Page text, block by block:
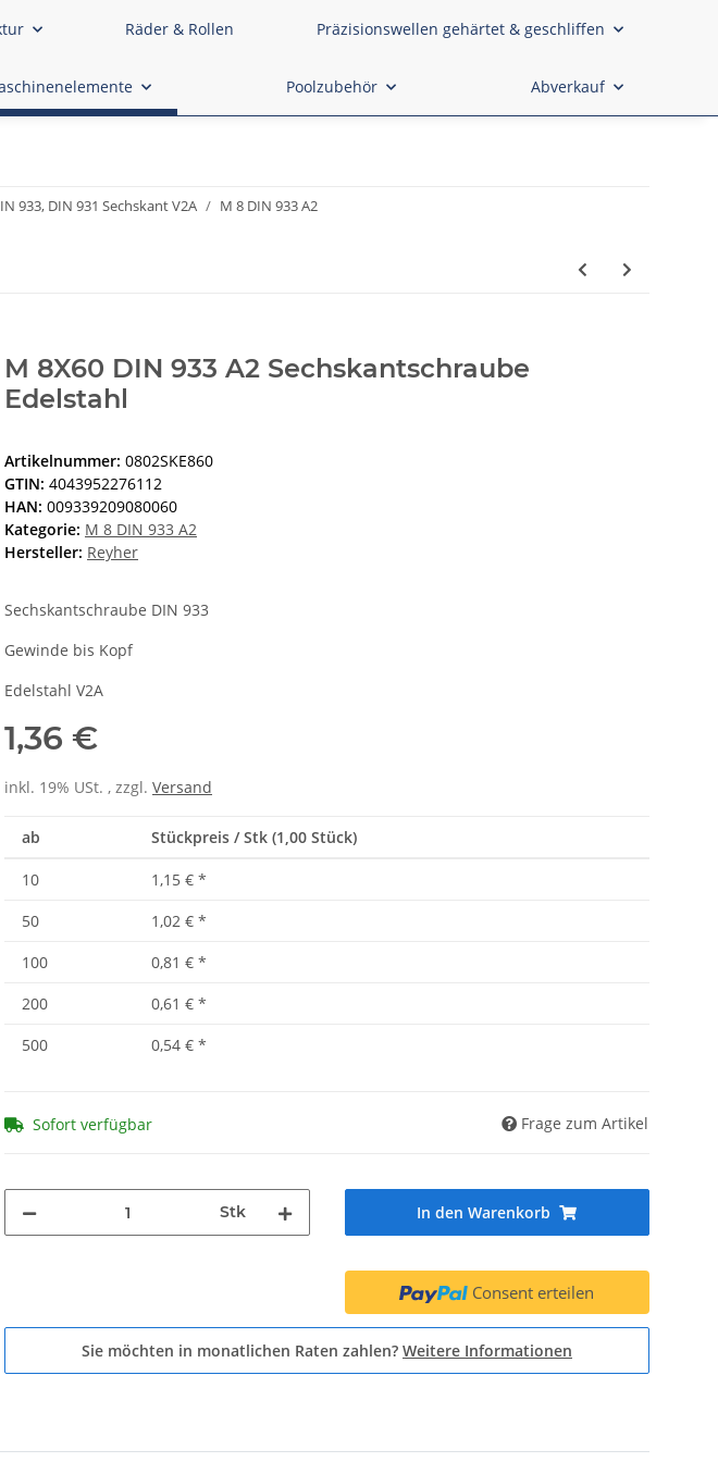
Räder & Rollen Präzisionswellen gehärtet & geschliffen
Poolzubehör Abverkauf
933, DIN 931 Sechskant V2A
M 8 DIN 933 A2
M 8X60 DIN 933 A2 Sechskantschraube
Edelstahl
Artikelnummer: 0802SKE860
GTIN: 4043952276112
HAN: 009339209080060
Kategorie: M 8 DIN 933 A2
Hersteller: Reyher
Sechskantschraube DIN 933
Gewinde bis Kopf
Edelstahl V2A
1,36 €
inkl. 19% USt. , zzgl. Versand
ab Stückpreis / Stk (1,00 Stück)
10 1,15 € *
50
1,02 € *
100
0,81 € *
200
0,61 € *
500
0,54 € *
Sofort verfügbar Frage zum Artikel
Stk In den Warenkorb
Consent erteilen
Sie möchten in monatlichen Raten zahlen? Weitere Informationen